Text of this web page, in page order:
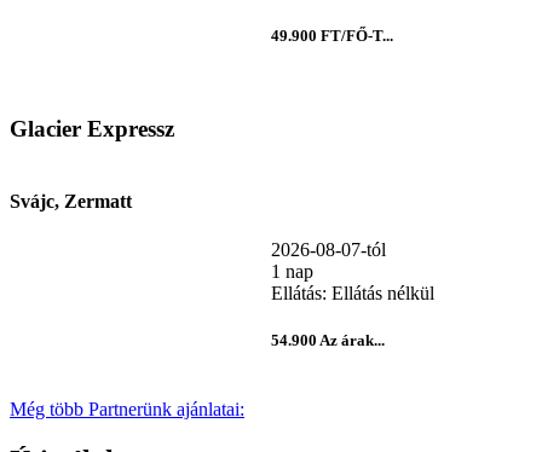
49.900 FT/FŐ-T...
Glacier Expressz
Svájc, Zermatt
2026-08-07-tól
1 nap
Ellátás: Ellátás nélkül
54.900 Az árak...
Még több Partnerünk ajánlatai: